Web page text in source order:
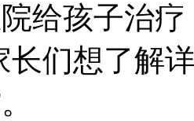
给孩子治
长们想了解